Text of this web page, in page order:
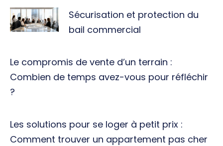
Sécurisation et protection du
bail commercial
Le compromis de vente d’un terrain :
Combien de temps avez-vous pour réfléchir
?
Les solutions pour se loger à petit prix :
Comment trouver un appartement pas cher